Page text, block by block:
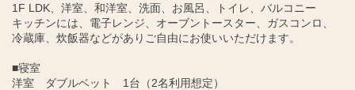
1F LDK、洋室、和洋室、洗面、お風呂、トイレ、バルコニー
キッチンには、電子レンジ、オーブントースター、ガスコンロ、
冷蔵庫、炊飯器などがありご自由にお使いいただけます。
■寝室
洋室 ダブルベット 1台（2名利用想定）